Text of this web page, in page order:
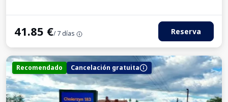
41.85 €/ 7 días Reserva
Recomendado Cancelación gratuita